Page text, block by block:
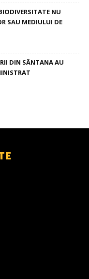
NU
SAU MEDIULUI DE
DIN SÂNTANA AU